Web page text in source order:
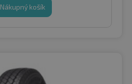
Nákupný košík